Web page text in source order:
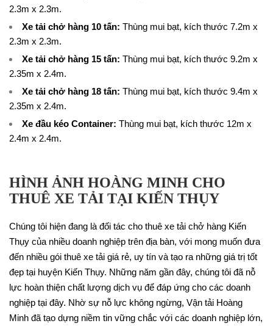
2.3m x 2.3m.
Xe tải chở hàng 10 tấn: Thùng mui bạt, kích thước 7.2m x
2.3m x 2.3m.
Xe tải chở hàng 15 tấn: Thùng mui bạt, kích thước 9.2m x
2.35m x 2.4m.
Xe tải chở hàng 18 tấn: Thùng mui bạt, kích thước 9.4m x
2.35m x 2.4m.
Xe đầu kéo Container: Thùng mui bạt, kích thước 12m x
2.4m x 2.4m.
HÌNH ẢNH HOÀNG MINH CHO
THUÊ XE TẢI TẠI KIẾN THỤY
Chúng tôi hiện đang là đối tác cho thuê xe tải chở hàng Kiến
Thụy của nhiều doanh nghiệp trên địa bàn, với mong muốn đưa
đến nhiều gói thuê xe tải giá rẻ, uy tín và tạo ra những giá trị tốt
đẹp tại huyện Kiến Thụy. Những năm gần đây, chúng tôi đã nỗ
lực hoàn thiện chất lượng dịch vụ để đáp ứng cho các doanh
nghiệp tại đây. Nhờ sự nỗ lực không ngừng, Vận tải Hoàng
Minh đã tạo dựng niềm tin vững chắc với các doanh nghiệp lớn,